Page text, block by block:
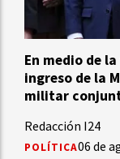
En medio de
ingreso de la
militar
Redacción I24
POLÍTICA06 de